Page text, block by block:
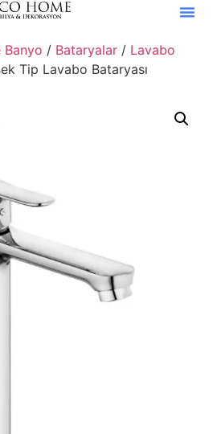
/ Bataryalar / Lavabo
Tip Lavabo Bataryası